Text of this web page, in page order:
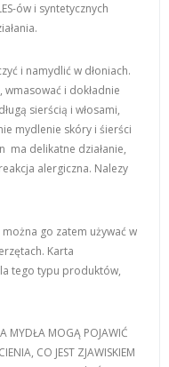
ów i syntetycznych
i namydlić w dłoniach.
wmasować i dokładnie
sierścią i włosami,
mydlenie skóry i śierści
ma delikatne działanie,
alergiczna. Nalezy
go zatem używać w
Karta
tego typu produktów,
MYDŁA MOGĄ POJAWIĆ
CO JEST ZJAWISKIEM